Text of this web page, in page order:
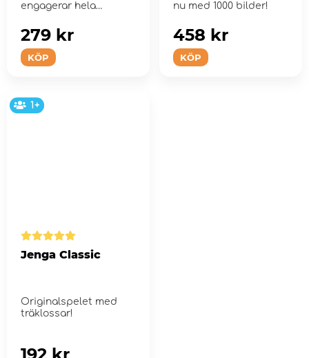
engagerar hela
KÖP
279 kr
nu med 1000 bilder!
KÖP
458 kr
1+
Jenga Classic
Originalspelet med
träklossar!
192 kr